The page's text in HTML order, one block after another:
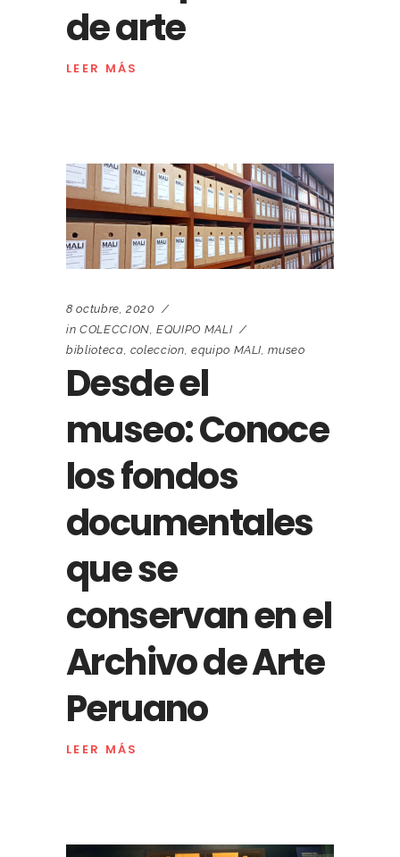
de arte
LEER MÁS
8 octubre, 2020
in COLECCION ,EQUIPO MALI
biblioteca coleccion equipo MALI ,museo
Desde el
museo: Conoce
los fondos
documentales
que se
conservan en el
Archivo de Arte
Peruano
LEER MÁS